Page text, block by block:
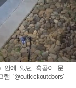
안에 있던 흑곰이 문
램 '@outkickoutdoors'